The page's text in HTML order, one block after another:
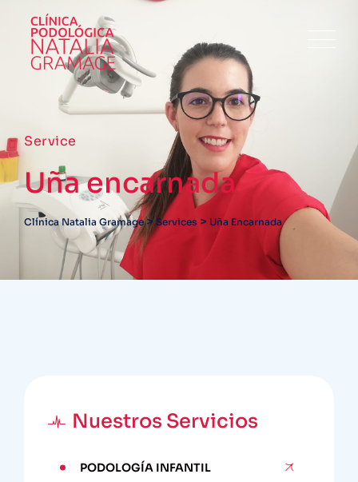
Service
Uña encarnada
Clínica Natalia Gramage>Services > Uña Encarnada
Nuestros Servicios
PODOLOGÍA INFANTIL